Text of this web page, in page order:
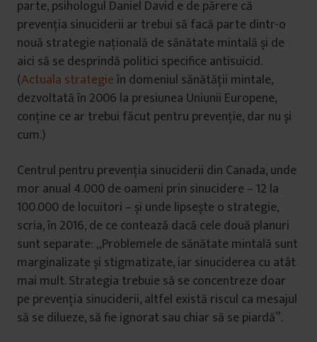
parte, psihologul Daniel David e de părere că
prevenția sinuciderii ar trebui să facă parte dintr-o
nouă strategie națională de sănătate mintală și de
aici să se desprindă politici specifice antisuicid.
(Actuala strategieîn domeniul sănătății mintale,
dezvoltată în 2006 la presiunea Uniunii Europene,
conține ce ar trebui făcut pentru prevenție, dar nu și
cum.)
Centrul pentru prevenția sinuciderii din Canada, unde
mor anual 4.000 de oameni prin sinucidere – 12 la
100.000 de locuitori – și unde lipsește o strategie,
scria, în 2016, de ce contează dacă cele două planuri
sunt separate: „Problemele de sănătate mintală sunt
marginalizate și stigmatizate, iar sinuciderea cu atât
mai mult. Strategia trebuie să se concentreze doar
pe prevenția sinuciderii, altfel există riscul ca mesajul
să se dilueze, să fie ignorat sau chiar să se piardă”.